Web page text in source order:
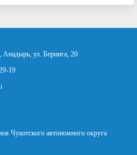
Анадырь, ул. Беринга, 20
19
Чукотского автономного округа